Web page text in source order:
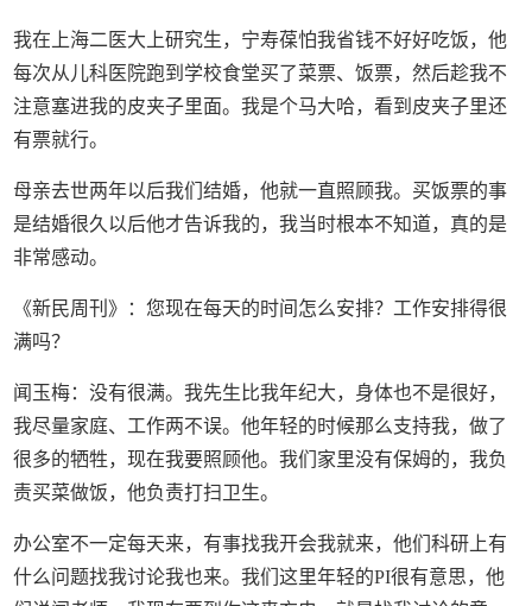
我在上海二医大上研究生，宁寿葆怕我省钱不好好吃饭，他
每次从儿科医院跑到学校食堂买了菜票、饭票，然后趁我不
注意塞进我的皮夹子里面。我是个马大哈，看到皮夹子里还
有票就行。
母亲去世两年以后我们结婚，他就一直照顾我。买饭票的事
是结婚很久以后他才告诉我的，我当时根本不知道，真的是
非常感动。
《新民周刊》：您现在每天的时间怎么安排？工作安排得很
满吗？
闻玉梅：没有很满。我先生比我年纪大，身体也不是很好，
我尽量家庭、工作两不误。他年轻的时候那么支持我，做了
很多的牺牲，现在我要照顾他。我们家里没有保姆的，我负
责买菜做饭，他负责打扫卫生。
办公室不一定每天来，有事找我开会我就来，他们科研上有
什么问题找我讨论我也来。我们这里年轻的PI很有意思，他